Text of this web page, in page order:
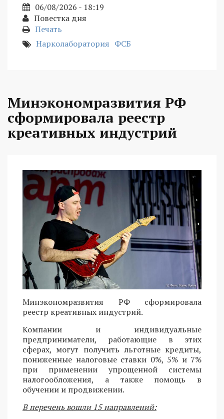
06/08/2026 - 18:19
Повестка дня
Печать
Нарколаборатория ФСБ
Минэкономразвития РФ
сформировала реестр
креативных индустрий
Минэкономразвития РФ сформировала
реестр креативных индустрий.
Компании и индивидуальные
предприниматели, работающие в этих
сферах, могут получить льготные кредиты,
пониженные налоговые ставки 0%, 5% и 7%
при применении упрощенной системы
налогообложения, а также помощь в
обучении и продвижении.
В перечень вошли 15 направлений: